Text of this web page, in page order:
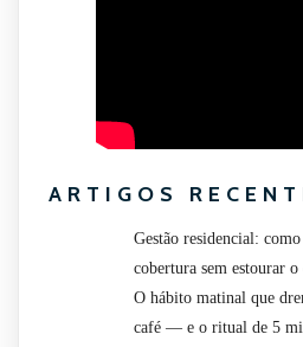
ARTIGOS
Gestão residencial:
cobertura sem estourar
O hábito matinal que
café — e o ritual de 5